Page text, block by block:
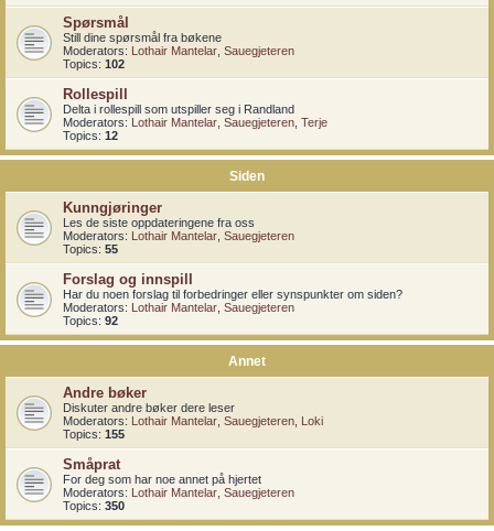
Spørsmål
Still dine spørsmål fra bøkene
Moderators: Lothair Mantelar Sauegjeteren
Topics: 102
Rollespill
Delta i rollespill som utspiller seg i Randland
Moderators: Lothair Mantelar Sauegjeteren Terje
Topics: 12
Siden
Kunngjøringer
Les de siste oppdateringene fra oss
Moderators: Lothair Mantelar Sauegjeteren
Topics: 55
Forslag og innspill
Har du noen forslag til forbedringer eller synspunkter om siden?
Moderators: Lothair Mantelar Sauegjeteren
Topics: 92
Annet
Andre bøker
Diskuter andre bøker dere leser
Moderators: Lothair Mantelar Sauegjeteren Loki
Topics: 155
Småprat
For deg som har noe annet på hjertet
Moderators: Lothair Mantelar Sauegjeteren
Topics: 350